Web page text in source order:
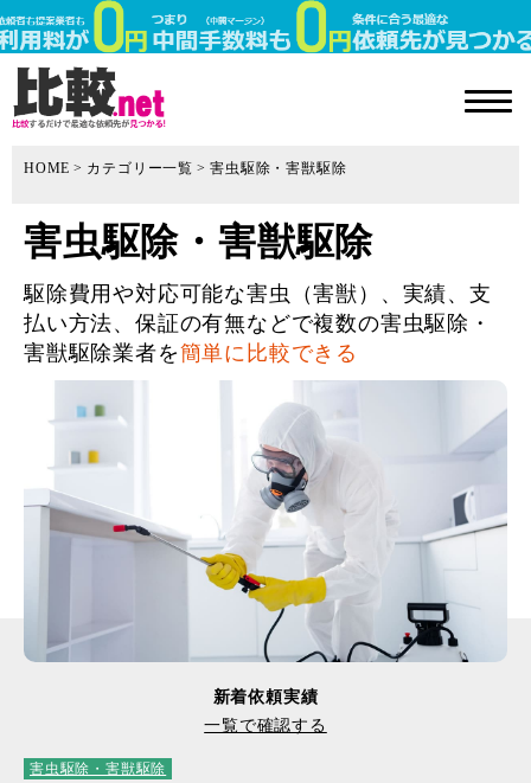
HOME カテゴリー一覧 害虫駆除・害獣駆除
害虫駆除・害獣駆除
駆除費用や対応可能な害虫（害獣）、実績、支
払い方法、保証の有無などで複数の害虫駆除・
害獣駆除業者を簡単に比較できる
新着依頼実績
一覧で確認する
害虫駆除・害獣駆除